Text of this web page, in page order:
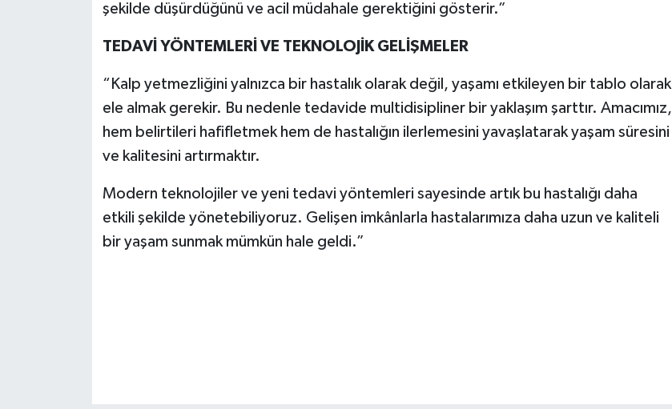
şekilde düşürdüğünü ve acil müdahale gerektiğini gösterir.”
TEDAVİ YÖNTEMLERİ VE TEKNOLOJİK GELİŞMELER
“Kalp yetmezliğini yalnızca bir hastalık olarak değil, yaşamı etkileyen bir tablo olarak
ele almak gerekir. Bu nedenle tedavide multidisipliner bir yaklaşım şarttır. Amacımız,
hem belirtileri hafifletmek hem de hastalığın ilerlemesini yavaşlatarak yaşam süresini
ve kalitesini artırmaktır.
Modern teknolojiler ve yeni tedavi yöntemleri sayesinde artık bu hastalığı daha
etkili şekilde yönetebiliyoruz. Gelişen imkânlarla hastalarımıza daha uzun ve kaliteli
bir yaşam sunmak mümkün hale geldi.”